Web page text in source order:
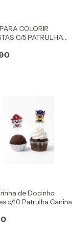
COLORIR
C/5 PATRULHA
de Docinho
c/10 Patrulha Canina